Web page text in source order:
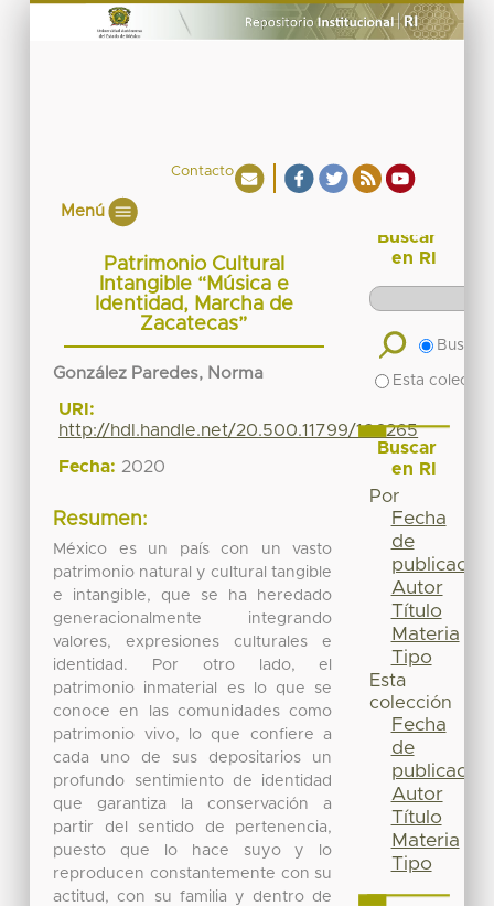
Contacto
Menú
Patrimonio Cultural
Intangible “Música e
Identidad, Marcha de
Zacatecas”
González Paredes, Norma
URI:
http://hdl.handle.net/20.500.11799/106265
Fecha: 2020
Resumen:
México es un país con un vasto
patrimonio natural y cultural tangible
e intangible, que se ha heredado
generacionalmente integrando
valores, expresiones culturales e
identidad. Por otro lado, el
patrimonio inmaterial es lo que se
conoce en las comunidades como
patrimonio vivo, lo que confiere a
cada uno de sus depositarios un
profundo sentimiento de identidad
que garantiza la conservación a
partir del sentido de pertenencia,
puesto que lo hace suyo y lo
reproducen constantemente con su
actitud, con su familia y dentro de
Buscar
en RI
Buscar
Esta
Buscar
en RI
Por
Fecha
de
publicación
Autor
Título
Materia
Tipo
Esta
colección
Fecha
de
publicación
Autor
Título
Materia
Tipo